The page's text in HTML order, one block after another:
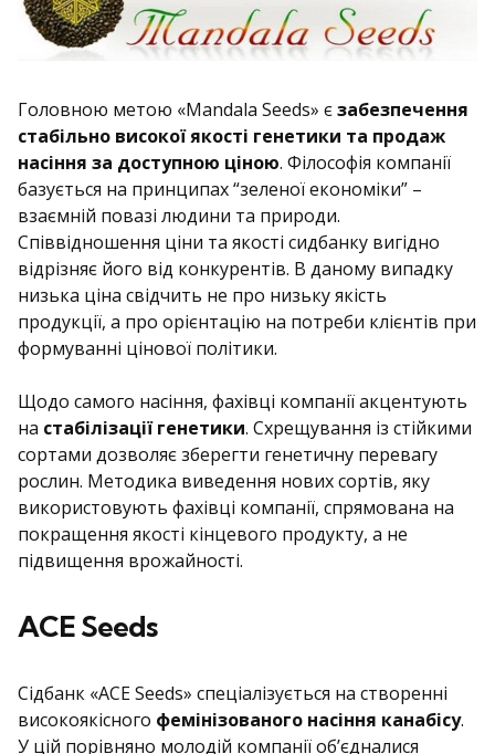
Головною метою «Mandala Seeds» єзабезпечення
стабільно високої якості генетики та продаж
насіння за доступною ціною. Філософія компанії
базується на принципах “зеленої економіки” –
взаємній повазі людини та природи.
Співвідношення ціни та якості сидбанку вигідно
відрізняє його від конкурентів. В даному випадку
низька ціна свідчить не про низьку якість
продукції, а про орієнтацію на потреби клієнтів при
формуванні цінової політики.
Щодо самого насіння, фахівці компанії акцентують
на стабілізації генетики. Схрещування із стійкими
сортами дозволяє зберегти генетичну перевагу
рослин. Методика виведення нових сортів, яку
використовують фахівці компанії, спрямована на
покращення якості кінцевого продукту, а не
підвищення врожайності.
ACE Seeds
Сідбанк «ACE Seeds» спеціалізується на створенні
високоякісного фемінізованого насіння канабісу.
У цій порівняно молодій компанії об’єдналися